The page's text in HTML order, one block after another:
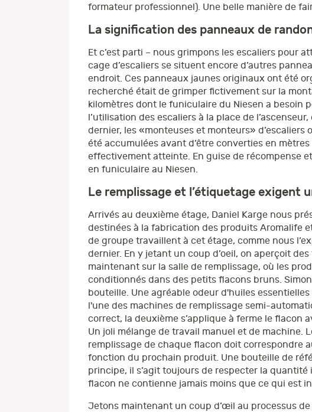
formateur professionnel). Une belle manière de
La signification des panneaux de
Et c’est parti – nous grimpons les escaliers pour
cage d’escaliers se situent encore d’autres
endroit. Ces panneaux jaunes originaux ont été
recherché était de grimper fictivement sur la
kilomètres dont le funiculaire du Niesen a besoin
l’utilisation des escaliers à la place de
dernier, les «monteuses et monteurs»
été accumulées avant d’être converties en
effectivement atteinte. En guise de récompense
en funiculaire au Niesen.
Le remplissage et l’étiquetage exigent
Arrivés au deuxième étage, Daniel Karge nous
destinées à la fabrication des produits Aromalife
de groupe travaillent à cet étage, comme nous
dernier. En y jetant un coup d’oeil, on aperçoit
maintenant sur la salle de remplissage, où les
conditionnés dans des petits flacons bruns.
bouteille. Une agréable odeur d'huiles
l'une des machines de remplissage semi-
correct, la deuxième s’applique à ferme le flacon
Un joli mélange de travail manuel et de
remplissage de chaque flacon doit correspondre
fonction du prochain produit. Une bouteille de
principe, il s’agit toujours de respecter la
flacon ne contienne jamais moins que ce qui est
Jetons maintenant un coup d’œil au processus